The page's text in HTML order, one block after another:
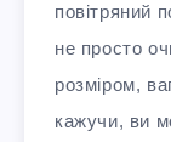
повітряний
не просто
розміром,
кажучи, ви